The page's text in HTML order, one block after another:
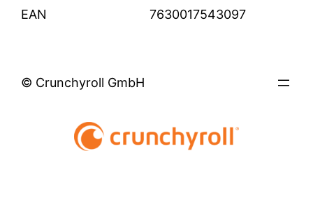
EAN 7630017543097
© Crunchyroll GmbH